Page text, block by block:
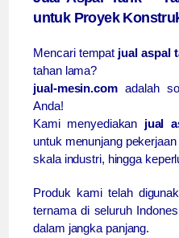
untuk Proyek
Mencari tempat jual aspal
tahan lama?
jual-mesin.comadalah
Anda!
Kami menyediakan jual
untuk menunjang
skala industri, hingga
Produk kami telah
ternama di seluruh
dalam jangka panjang.